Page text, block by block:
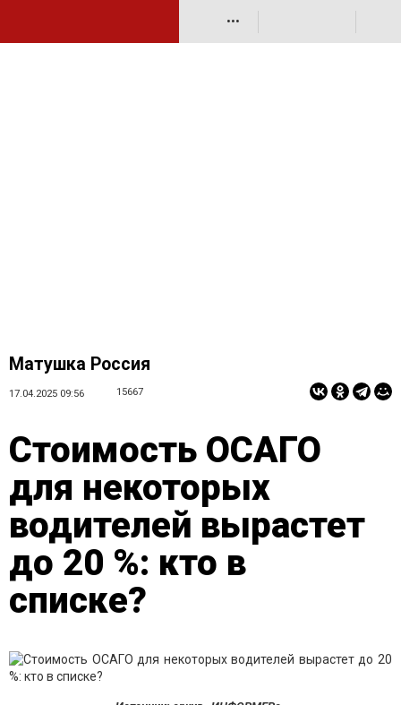
•••
Матушка Россия
17.04.2025 09:56 15667
Стоимость ОСАГО
для некоторых
водителей вырастет
до 20 %: кто в
списке?